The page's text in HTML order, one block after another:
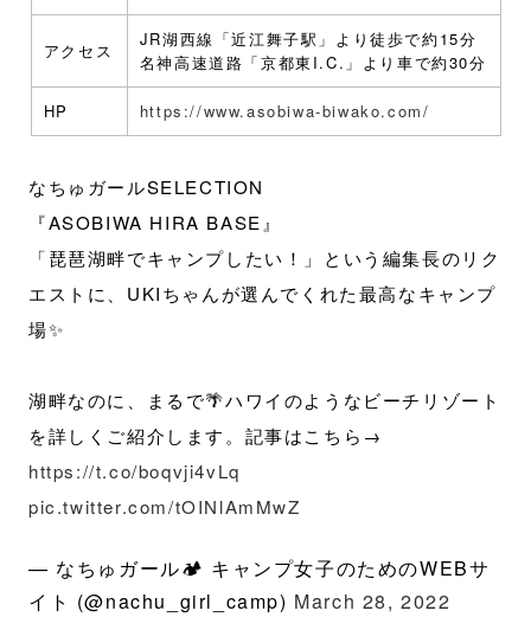
アクセス
JR湖西線「近江舞子駅」より徒歩で約15分
名神高速道路「京都東I.C.」より車で約30分
HP https://www.asobiwa-biwako.com/
なちゅガールSELECTION
『ASOBIWA HIRA BASE』
「琵琶湖畔でキャンプしたい！」という編集長のリク
エストに、UKIちゃんが選んでくれた最高なキャンプ
場✨
湖畔なのに、まるで🌴ハワイのようなビーチリゾート
を詳しくご紹介します。記事はこちら→
https://t.co/boqvji4vLq
pic.twitter.com/tOINlAmMwZ
— なちゅガール🏕 キャンプ女子のためのWEBサ
イト (@nachu_girl_camp) March 28, 2022